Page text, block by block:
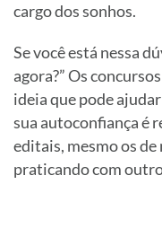
cargo dos sonhos.
Se você está nessa
agora?” Os
ideia que pode
sua autoconfiança é
editais, mesmo os
praticando com